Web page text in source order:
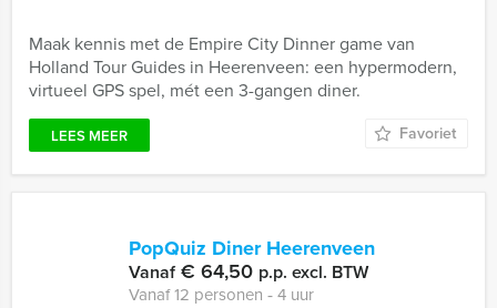
Maak kennis met de Empire City Dinner game van
Holland Tour Guides in Heerenveen: een hypermodern,
virtueel GPS spel, mét een 3-gangen diner.
LEES MEER Favoriet
PopQuiz Diner Heerenveen
Vanaf€ 64,50 p.p. excl. BTW
Vanaf 12 personen ‐ 4 uur